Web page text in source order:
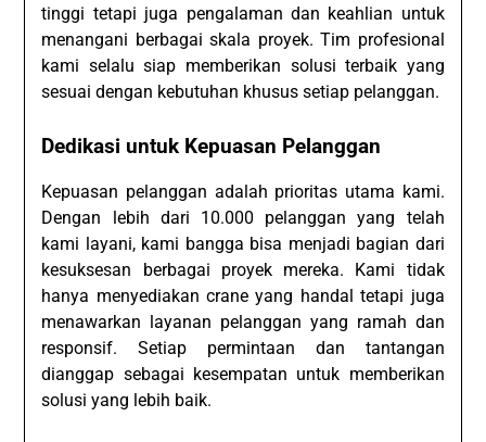
tinggi tetapi juga pengalaman dan keahlian untuk
menangani berbagai skala proyek. Tim profesional
kami selalu siap memberikan solusi terbaik yang
sesuai dengan kebutuhan khusus setiap pelanggan.
Dedikasi untuk Kepuasan Pelanggan
Kepuasan pelanggan adalah prioritas utama kami.
Dengan lebih dari 10.000 pelanggan yang telah
kami layani, kami bangga bisa menjadi bagian dari
kesuksesan berbagai proyek mereka. Kami tidak
hanya menyediakan crane yang handal tetapi juga
menawarkan layanan pelanggan yang ramah dan
responsif. Setiap permintaan dan tantangan
dianggap sebagai kesempatan untuk memberikan
solusi yang lebih baik.